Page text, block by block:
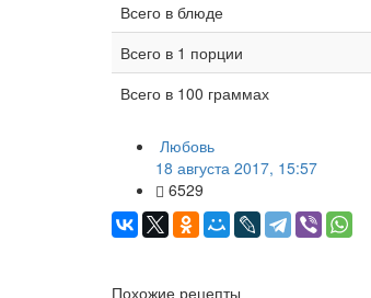
Всего в блюде
Всего в 1 порции
Всего в 100 граммах
Любовь
18 августа 2017, 15:57
6529
Похожие рецепты